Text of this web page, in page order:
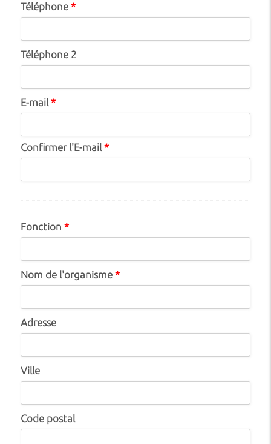
Téléphone *
Téléphone 2
E-mail*
Confirmer l'E-mail*
Fonction *
Nom de l'organisme *
Adresse
Ville
Code postal